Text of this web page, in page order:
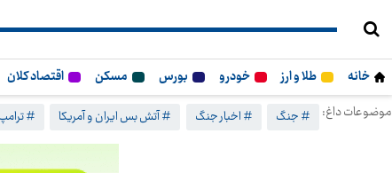
خانه طلا و ارز خودرو بورس مسکن اقتصاد کلان
موضوعات داغ:
# جنگ # اخبار جنگ # آتش بس ایران و آمریکا # ترامپ